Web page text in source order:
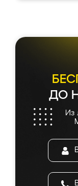
ДО
Из